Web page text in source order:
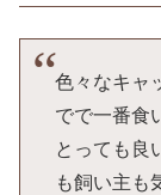
色々なキャ
でで一番食
とっても良
も飼い主も